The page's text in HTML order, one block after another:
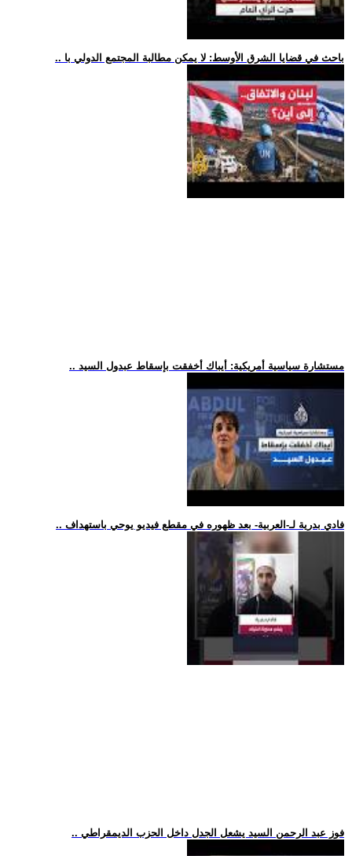
.. باحث في قضايا الشرق الأوسط: لا يمكن مطالبة المجتمع الدولي با
.. مستشارة سياسية أمريكية: أيباك أخفقت بإسقاط عبدول السيد
.. فادي بدرية لـ-العربية- بعد ظهوره في مقطع فيديو يوحي باستهداف
.. فوز عبد الرحمن السيد يشعل الجدل داخل الحزب الديمقراطي